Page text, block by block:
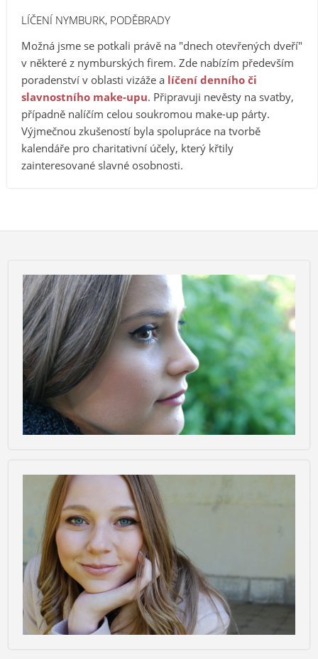
LÍČENÍ NYMBURK, PODĚBRADY
Možná jsme se potkali právě na "dnech otevřených dveří"
v některé z nymburských firem. Zde nabízím především
poradenství v oblasti vizáže a líčení denního či
slavnostního make-upu. Připravuji nevěsty na svatby,
případně nalíčím celou soukromou make-up párty.
Výjmečnou zkušeností byla spolupráce na tvorbě
kalendáře pro charitativní účely, který křtily
zainteresované slavné osobnosti.